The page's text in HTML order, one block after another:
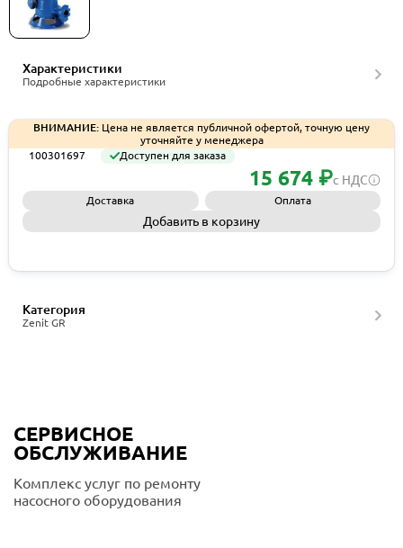
Характеристики
Подробные характеристики
ВНИМАНИЕ: Цена не является публичной офертой, точную цену
уточняйте у менеджера
100301697
Доступен для заказа
15 674 ₽с НДС
Доставка Оплата
Добавить в корзину
Zenit GR
Категория
СЕРВИСНОЕ
ОБСЛУЖИВАНИЕ
Комплекс услуг по ремонту
насосного оборудования